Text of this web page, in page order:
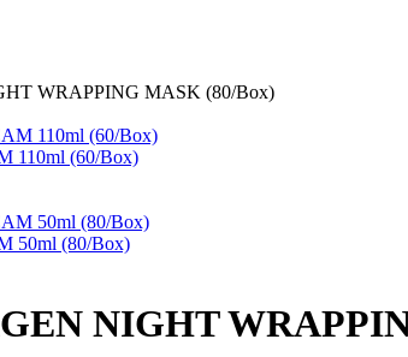
WRAPPING MASK (80/Box)
110ml (60/Box)
50ml (80/Box)
NIGHT